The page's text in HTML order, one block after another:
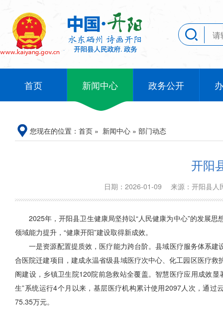
首页 新闻中心 政务公开
您现在的位置： 首页 » 新闻中心 » 部门动态
开阳
日期：2026-01-09 来源：开阳县
2025年，开阳县卫生健康局坚持以“人民健康为中心”的发展
领域能力提升，“健康开阳”建设取得新成效。
一是资源配置提质效，医疗能力跨台阶。县域医疗服务体系
合医院迁建项目，建成永温省级县域医疗次中心、化工园区医疗
阁建设，乡镇卫生院120院前急救站全覆盖。智慧医疗应用成效
生”系统运行4个月以来，基层医疗机构累计使用2097人次，通
75.35万元。